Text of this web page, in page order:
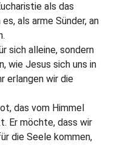
als das
als arme Sünder, an
sich alleine, sondern
wie Jesus sich uns in
erlangen wir die
das vom Himmel
Er möchte, dass wir
die Seele kommen,